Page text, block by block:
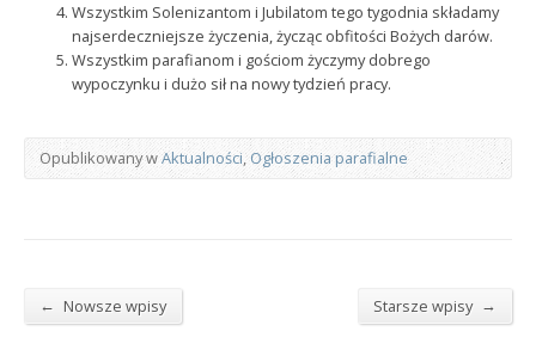
Wszystkim Solenizantom i Jubilatom tego tygodnia składamy
najserdeczniejsze życzenia, życząc obfitości Bożych darów.
Wszystkim parafianom i gościom życzymy dobrego
wypoczynku i dużo sił na nowy tydzień pracy.
Opublikowany wAktualności,Ogłoszenia parafialne
← Nowsze wpisy Starsze wpisy →